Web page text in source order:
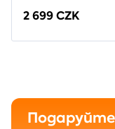
2 699 CZK
Подаруйте